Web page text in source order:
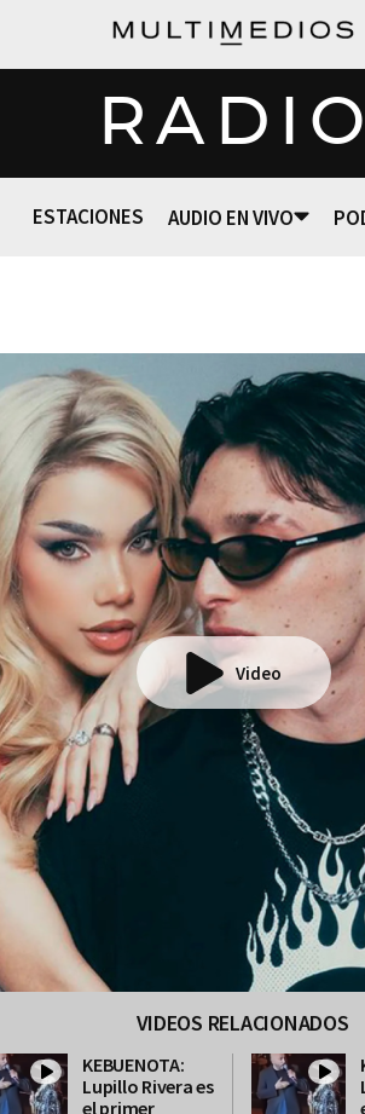
RADIO
ESTACIONES AUDIO EN VIVO
Video
VIDEOS RELACIONADOS
KEBUENOTA:
Lupillo Rivera es
el primer